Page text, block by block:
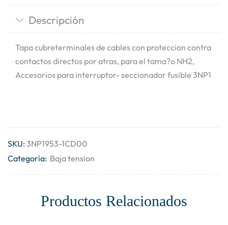
Descripción
Tapa cubreterminales de cables con proteccion contra
contactos directos por atras, para el tama?o NH2,
Accesorios para interruptor- seccionador fusible 3NP1
SKU:3NP1953-1CD00
Categoría: Baja tension
Productos Relacionados